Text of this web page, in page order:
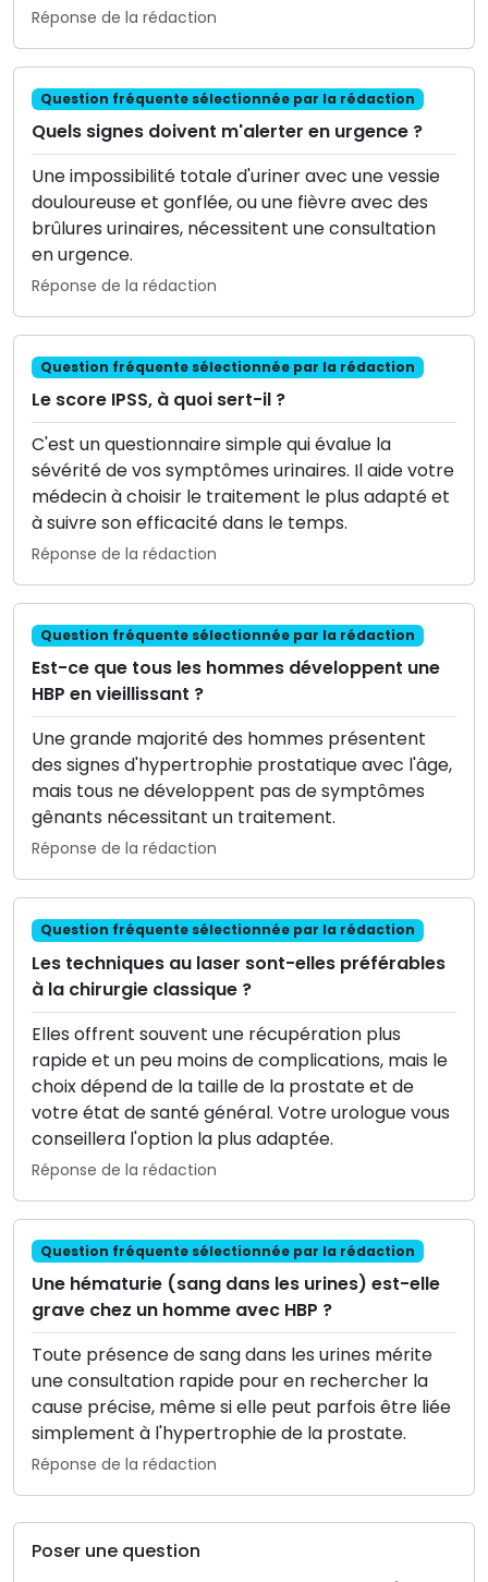
Réponse de la rédaction
Question fréquente sélectionnée par la rédaction
Quels signes doivent m'alerter en urgence ?
Une impossibilité totale d'uriner avec une vessie
douloureuse et gonflée, ou une fièvre avec des
brûlures urinaires, nécessitent une consultation
en urgence.
Réponse de la rédaction
Question fréquente sélectionnée par la rédaction
Le score IPSS, à quoi sert-il ?
C'est un questionnaire simple qui évalue la
sévérité de vos symptômes urinaires. Il aide votre
médecin à choisir le traitement le plus adapté et
à suivre son efficacité dans le temps.
Réponse de la rédaction
Question fréquente sélectionnée par la rédaction
Est-ce que tous les hommes développent une
HBP en vieillissant ?
Une grande majorité des hommes présentent
des signes d'hypertrophie prostatique avec l'âge,
mais tous ne développent pas de symptômes
gênants nécessitant un traitement.
Réponse de la rédaction
Question fréquente sélectionnée par la rédaction
Les techniques au laser sont-elles préférables
à la chirurgie classique ?
Elles offrent souvent une récupération plus
rapide et un peu moins de complications, mais le
choix dépend de la taille de la prostate et de
votre état de santé général. Votre urologue vous
conseillera l'option la plus adaptée.
Réponse de la rédaction
Question fréquente sélectionnée par la rédaction
Une hématurie (sang dans les urines) est-elle
grave chez un homme avec HBP ?
Toute présence de sang dans les urines mérite
une consultation rapide pour en rechercher la
cause précise, même si elle peut parfois être liée
simplement à l'hypertrophie de la prostate.
Réponse de la rédaction
Poser une question